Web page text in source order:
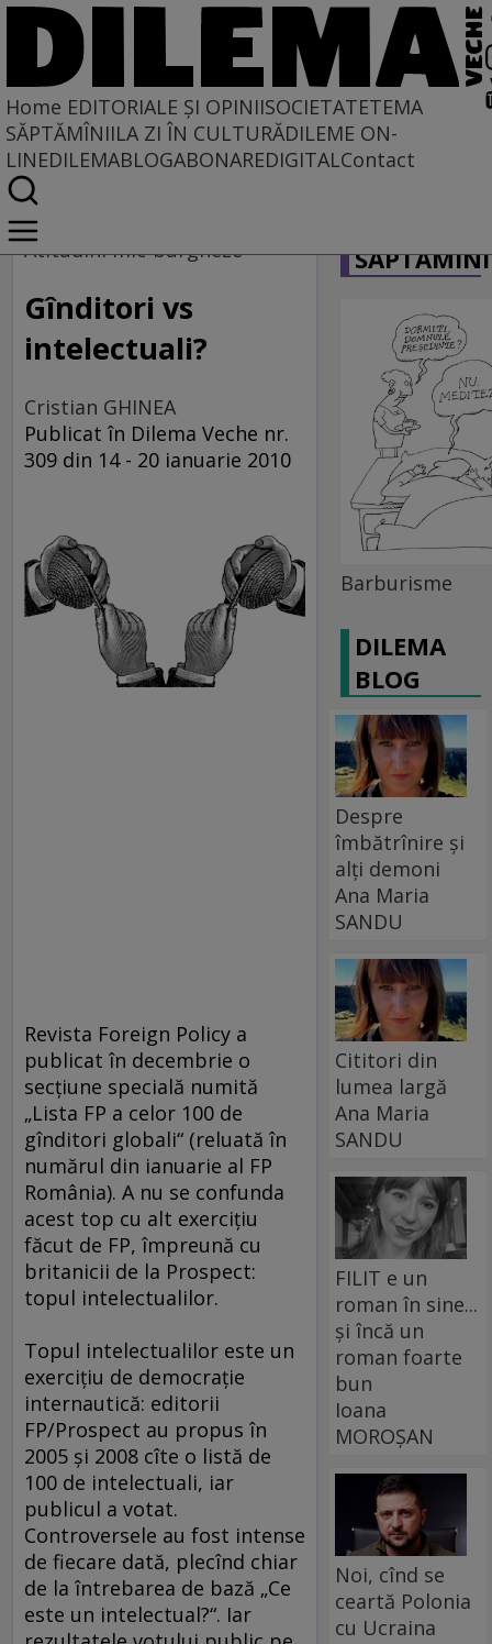
Home EDITORIALE ȘI OPINIISOCIETATETEMA
SĂPTĂMÎNIILA ZI ÎN CULTURĂDILEME ON-
LINEDILEMABLOGABONAREDIGITALContact
Home
EDITORIALE ȘI OPINII
BORDEIE ȘI OBICEIE
Atitudini mic-burgheze
Gînditori vs
intelectuali?
Cristian GHINEA
Publicat în Dilema Veche nr.
309 din 14 - 20 ianuarie 2010
Revista Foreign Policy a
publicat în decembrie o
secţiune specială numită
„Lista FP a celor 100 de
gînditori globali“ (reluată în
numărul din ianuarie al FP
România). A nu se confunda
acest top cu alt exerciţiu
făcut de FP, împreună cu
britanicii de la Prospect:
topul intelectualilor.
Topul intelectualilor este un
exerciţiu de democraţie
internautică: editorii
FP/Prospect au propus în
2005 şi 2008 cîte o listă de
100 de intelectuali, iar
publicul a votat.
Controversele au fost intense
de fiecare dată, plecînd chiar
de la întrebarea de bază „Ce
este un intelectual?“. Iar
Barburisme
DILEMA
BLOG
Despre
îmbătrînire și
alți demoni
Ana Maria
SANDU
Cititori din
lumea largă
Ana Maria
SANDU
FILIT e un
roman în sine...
și încă un
roman foarte
bun
Ioana
MOROȘAN
Noi, cînd se
ceartă Polonia
cu Ucraina